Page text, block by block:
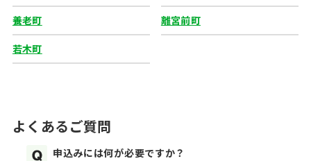
養老町 離宮前町
若木町
よくあるご質問
申込みには何が必要ですか？